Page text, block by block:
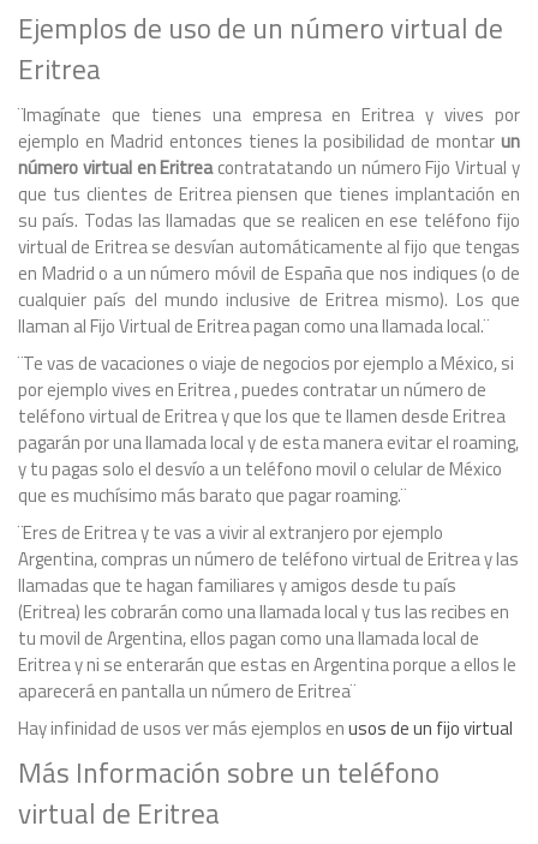
Ejemplos de uso de un número virtual de
Eritrea
¨Imagínate que tienes una empresa en Eritrea y vives por
ejemplo en Madrid entonces tienes la posibilidad de montar un
número virtual en Eritreacontratatando un número Fijo Virtual y
que tus clientes de Eritrea piensen que tienes implantación en
su país. Todas las llamadas que se realicen en ese teléfono fijo
virtual de Eritrea se desvían automáticamente al fijo que tengas
en Madrid o a un número móvil de España que nos indiques (o de
cualquier país del mundo inclusive de Eritrea mismo). Los que
llaman al Fijo Virtual de Eritrea pagan como una llamada local.¨
¨Te vas de vacaciones o viaje de negocios por ejemplo a México, si
por ejemplo vives en Eritrea , puedes contratar un número de
teléfono virtual de Eritrea y que los que te llamen desde Eritrea
pagarán por una llamada local y de esta manera evitar el roaming,
y tu pagas solo el desvío a un teléfono movil o celular de México
que es muchísimo más barato que pagar roaming.¨
¨Eres de Eritrea y te vas a vivir al extranjero por ejemplo
Argentina, compras un número de teléfono virtual de Eritrea y las
llamadas que te hagan familiares y amigos desde tu país
(Eritrea) les cobrarán como una llamada local y tus las recibes en
tu movil de Argentina, ellos pagan como una llamada local de
Eritrea y ni se enterarán que estas en Argentina porque a ellos le
aparecerá en pantalla un número de Eritrea¨
Hay infinidad de usos ver más ejemplos enusos de un fijo virtual
Más Información sobre un teléfono
virtual de Eritrea